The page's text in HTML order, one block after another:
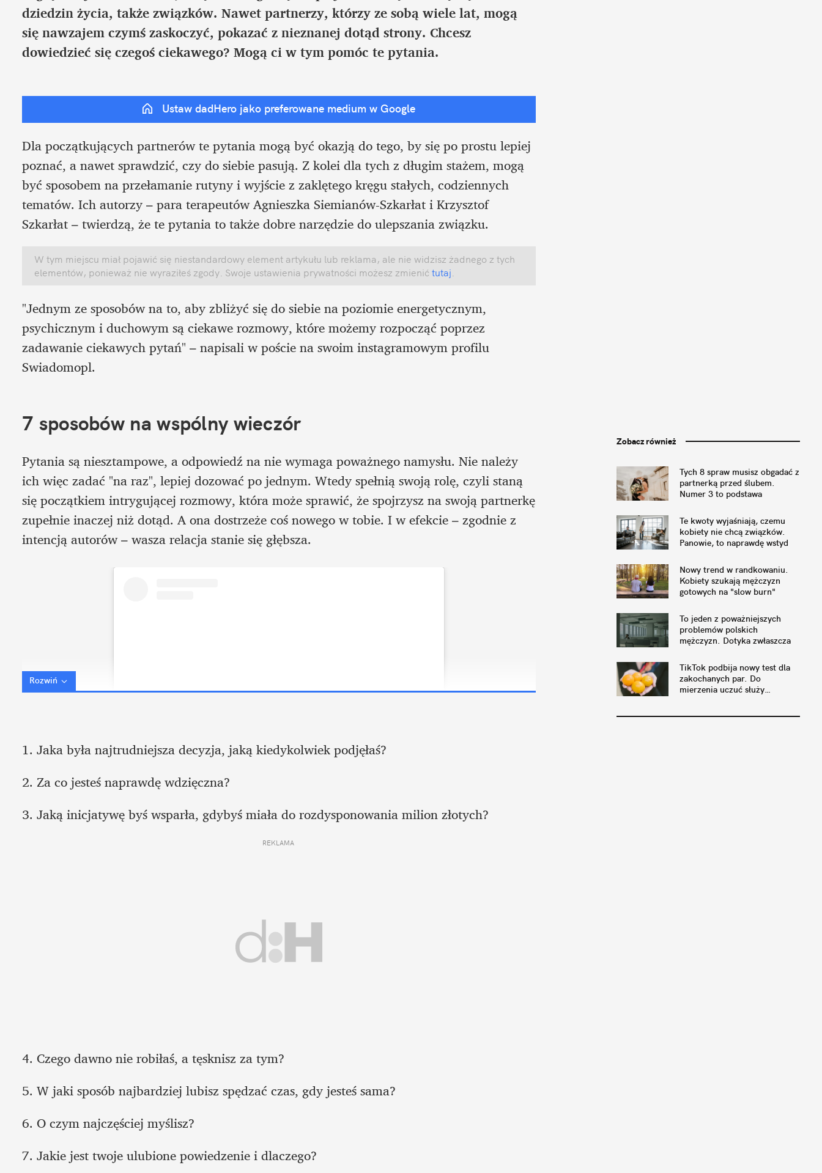
dziedzin życia, także związków. Nawet partnerzy, którzy ze sobą wiele lat, mogą
się nawzajem czymś zaskoczyć, pokazać z nieznanej dotąd strony. Chcesz
dowiedzieć się czegoś ciekawego? Mogą ci w tym pomóc te pytania.
Ustaw dadHero jako preferowane medium w Google
Dla początkujących partnerów te pytania mogą być okazją do tego, by się po prostu lepiej
poznać, a nawet sprawdzić, czy do siebie pasują. Z kolei dla tych z długim stażem, mogą
być sposobem na przełamanie rutyny i wyjście z zaklętego kręgu stałych, codziennych
tematów. Ich autorzy – para terapeutów Agnieszka Siemianów-Szkarłat i Krzysztof
Szkarłat – twierdzą, że te pytania to także dobre narzędzie do ulepszania związku.
W tym miejscu miał pojawić się niestandardowy element artykułu lub reklama, ale nie widzisz żadnego z tych
elementów, ponieważ nie wyraziłeś zgody. Swoje ustawienia prywatności możesz zmienić tutaj
"Jednym ze sposobów na to, aby zbliżyć się do siebie na poziomie energetycznym,
psychicznym i duchowym są ciekawe rozmowy, które możemy rozpocząć poprzez
zadawanie ciekawych pytań" – napisali w poście na swoim instagramowym profilu
Swiadomopl.
7 sposobów na wspólny wieczór
Pytania są niesztampowe, a odpowiedź na nie wymaga poważnego namysłu. Nie należy
ich więc zadać "na raz", lepiej dozować po jednym. Wtedy spełnią swoją rolę, czyli staną
się początkiem intrygującej rozmowy, która może sprawić, że spojrzysz na swoją partnerkę
zupełnie inaczej niż dotąd. A ona dostrzeże coś nowego w tobie. I w efekcie – zgodnie z
intencją autorów – wasza relacja stanie się głębsza.
Rozwiń
1. Jaka była najtrudniejsza decyzja, jaką kiedykolwiek podjęłaś?
2. Za co jesteś naprawdę wdzięczna?
3. Jaką inicjatywę byś wsparła, gdybyś miała do rozdysponowania milion złotych?
REKLAMA
4. Czego dawno nie robiłaś, a tęsknisz za tym?
5. W jaki sposób najbardziej lubisz spędzać czas, gdy jesteś sama?
6. O czym najczęściej myślisz?
7. Jakie jest twoje ulubione powiedzenie i dlaczego?
Zobacz również
Tych 8 spraw musisz obgadać z
partnerką przed ślubem.
Numer 3 to podstawa
Te kwoty wyjaśniają, czemu
kobiety nie chcą związków.
Panowie, to naprawdę wstyd
Nowy trend w randkowaniu.
Kobiety szukają mężczyzn
gotowych na "slow burn"
To jeden z poważniejszych
problemów polskich
mężczyzn. Dotyka zwłaszcza
TikTok podbija nowy test dla
zakochanych par. Do
mierzenia uczuć służy…